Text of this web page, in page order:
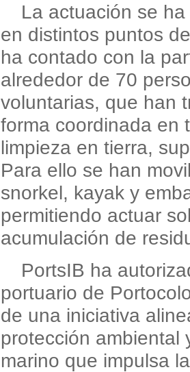
La actuación se
en distintos puntos
ha contado con la
alrededor de 70
voluntarias, que han
forma coordinada en
limpieza en tierra,
Para ello se han
snorkel, kayak y
permitiendo actuar
acumulación de
PortsIB ha
portuario de
de una iniciativa
protección ambiental
marino que impulsa